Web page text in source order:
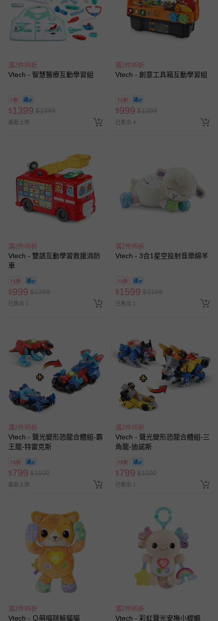
滿2件95折
Vtech - 智慧醫療互動學習組
7折
$1399 $1999
最新上架
滿2件95折
Vtech - 創意工具箱互動學習組
71折
$999 $1399
已售出 4
滿2件95折
Vtech - 雙語互動學習救援消防
車
71折
$999 $1399
已售出 1
滿2件95折
Vtech - 3合1星空投射音樂綿羊
73折
$1599 $2199
已售出 1
滿2件95折
Vtech - 聲光變形恐龍合體組-霸
王龍-特雷克斯
73折
$799 $1100
最新上架
滿2件95折
Vtech - 聲光變形恐龍合體組-三
角龍-迪諾斯
73折
$799 $1100
已售出 1
滿2件95折
Vtech - Ｑ萌喵咪躲貓貓
滿2件95折
Vtech - 彩虹聲光安撫小蠑螈